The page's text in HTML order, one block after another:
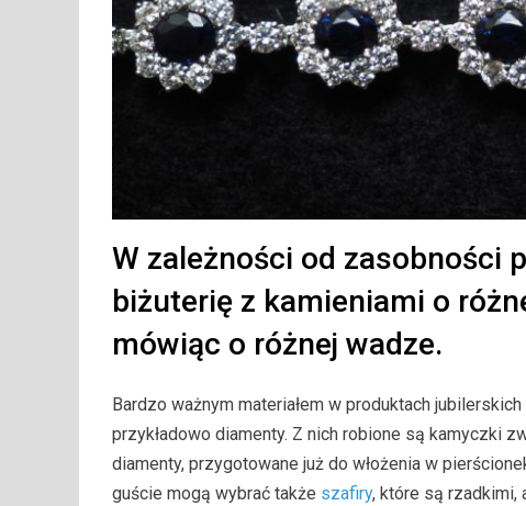
W zależności od zasobności
biżuterię z kamieniami o
mówiąc o różnej wadze.
Bardzo ważnym materiałem w produktach
przykładowo diamenty. Z nich robione są kamyczki
diamenty, przygotowane już do włożenia w
guście mogą wybrać także szafiry, które są rzadkimi,